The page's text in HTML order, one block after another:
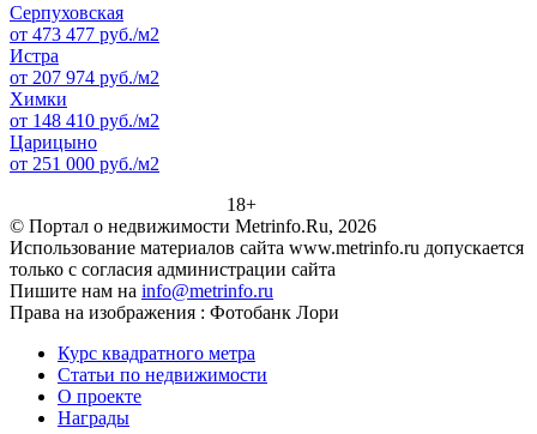
Серпуховская
от 473 477 руб./м2
Истра
от 207 974 руб./м2
Химки
от 148 410 руб./м2
Царицыно
от 251 000 руб./м2
18+
© Портал о недвижимости Metrinfo.Ru, 2026
Использование материалов сайта www.metrinfo.ru допускается
только с согласия администрации сайта
Пишите нам на info@metrinfo.ru
Права на изображения : Фотобанк Лори
Курс квадратного метра
Статьи по недвижимости
О проекте
Награды